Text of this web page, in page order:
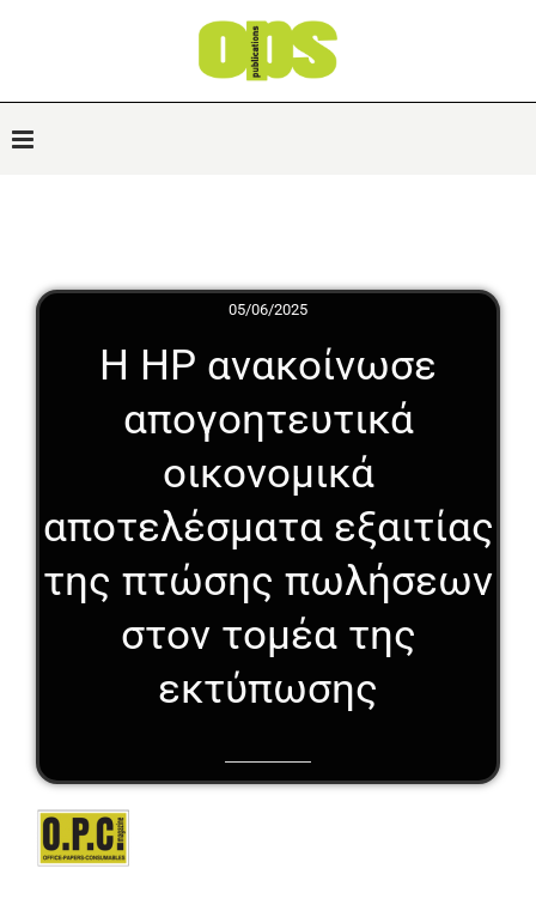
05/06/2025
Η HP ανακοίνωσε
απογοητευτικά
οικονομικά
αποτελέσματα εξαιτίας
της πτώσης πωλήσεων
στον τομέα της
εκτύπωσης